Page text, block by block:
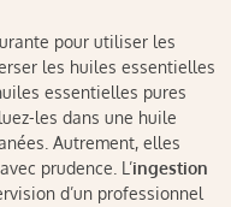
pour utiliser les
les huiles essentielles
essentielles pures
les dans une huile
Autrement, elles
prudence. L’ingestion
d’un professionnel